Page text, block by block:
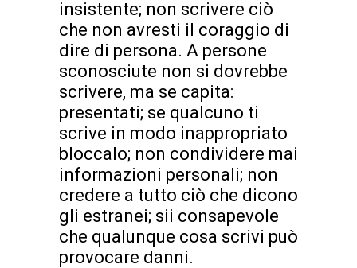
insistente; non scrivere ciò
che non avresti il coraggio di
dire di persona. A persone
sconosciute non si dovrebbe
scrivere, ma se capita:
presentati; se qualcuno ti
scrive in modo inappropriato
bloccalo; non condividere mai
informazioni personali; non
credere a tutto ciò che dicono
gli estranei; sii consapevole
che qualunque cosa scrivi può
provocare danni.